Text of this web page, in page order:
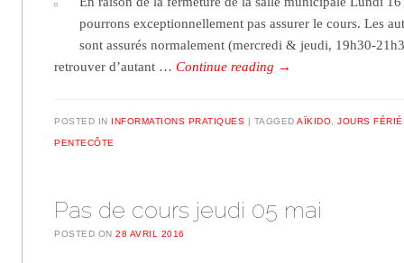
pourrons exceptionnellement pas assurer le cours. Les
sont assurés normalement (mercredi & jeudi, 19h30-
retrouver d’autant …Continue reading →
POSTED IN INFORMATIONS PRATIQUES TAGGEDAÏKIDO ,JOURS
PENTECÔTE
Pas de cours jeudi 05 mai
POSTED ON28 AVRIL 2016